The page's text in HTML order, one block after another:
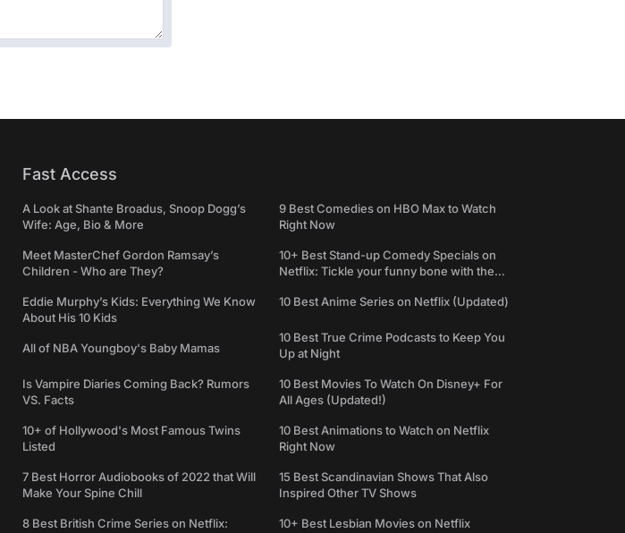
Fast Access
A Look at Shante Broadus, Snoop Dogg’s
Wife: Age, Bio & More
Meet MasterChef Gordon Ramsay’s
Children - Who are They?
Eddie Murphy’s Kids: Everything We Know
About His 10 Kids
All of NBA Youngboy's Baby Mamas
Is Vampire Diaries Coming Back? Rumors
VS. Facts
10+ of Hollywood's Most Famous Twins
Listed
7 Best Horror Audiobooks of 2022 that Will
Make Your Spine Chill
8 Best British Crime Series on Netflix:
9 Best Comedies on HBO Max to Watch
Right Now
10+ Best Stand-up Comedy Specials on
Netflix: Tickle your funny bone with the
10 Best Anime Series on Netflix (Updated)
10 Best True Crime Podcasts to Keep You
Up at Night
10 Best Movies To Watch On Disney+ For
All Ages (Updated!)
10 Best Animations to Watch on Netflix
Right Now
15 Best Scandinavian Shows That Also
Inspired Other TV Shows
10+ Best Lesbian Movies on Netflix